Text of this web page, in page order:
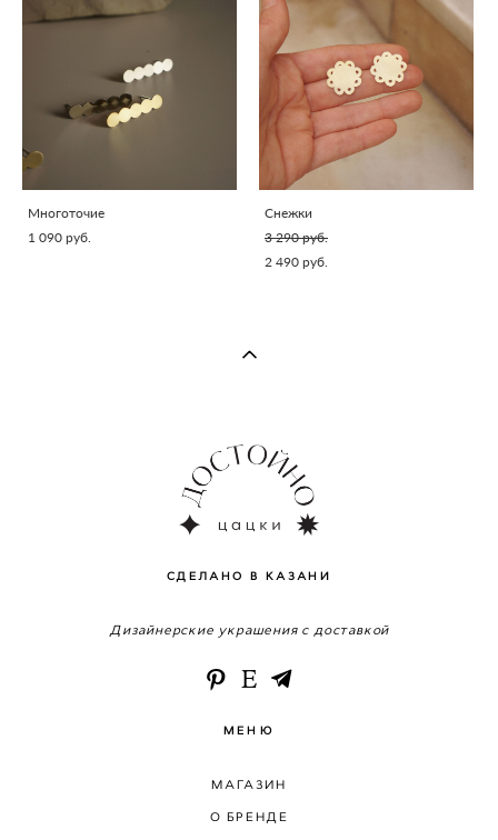
Многоточие
1 090 pуб.
Снежки
3 290 pуб.
2 490 pуб.
СДЕЛАНО В КАЗАНИ
Дизайнерские украшения с доставкой
МЕНЮ
МАГАЗИН
О БРЕНДЕ